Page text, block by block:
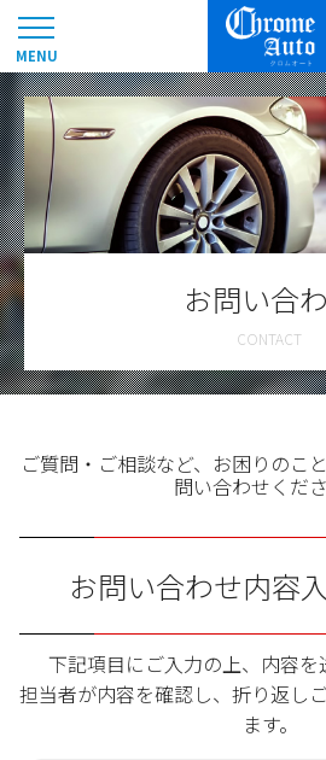
お問い合
ご質問・ご相談など、お困りのこ
問い合わせくださ
お問い合わせ内容
下記項目にご入力の上、内容を
担当者が内容を確認し、折り返し
ます。